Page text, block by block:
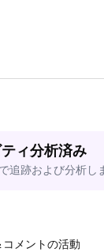
ィ分析済み
追跡および分析し
コメントの活動